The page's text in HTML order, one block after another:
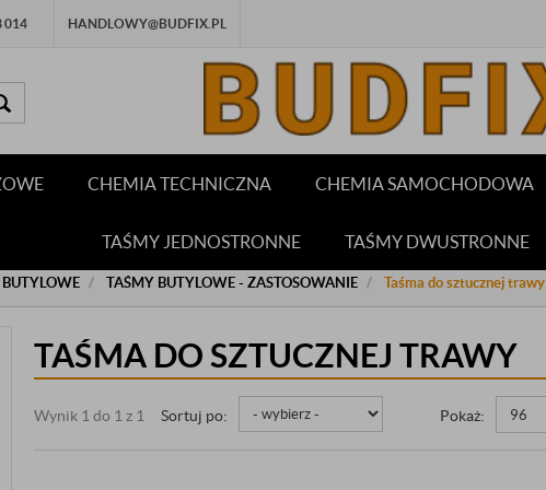
014 HANDLOWY@BUDFIX.PL
CHEMIA TECHNICZNA CHEMIA SAMOCHODOWA
TAŚMY JEDNOSTRONNE TAŚMY DWUSTRONNE
TAŚMY BUTYLOWE - ZASTOSOWANIE Taśma do sztucznej trawy
TAŚMA DO SZTUCZNEJ TRAWY
Wynik 1 do 1 z 1 Sortuj po: Pokaż: